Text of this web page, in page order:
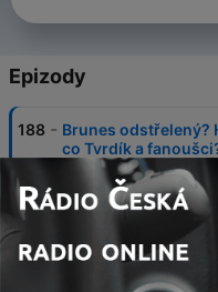
Epizody
188 - Brunes odstřelený?
co Tvrdík a
05 srp. 2026
187 - Horší, než se
ukázala novou sílu!
29 čvc. 2026